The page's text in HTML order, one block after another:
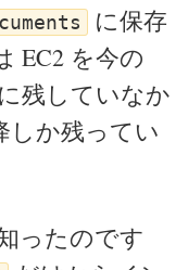
に保存
EC2 を今の
残していなか
しか残ってい
ったのです